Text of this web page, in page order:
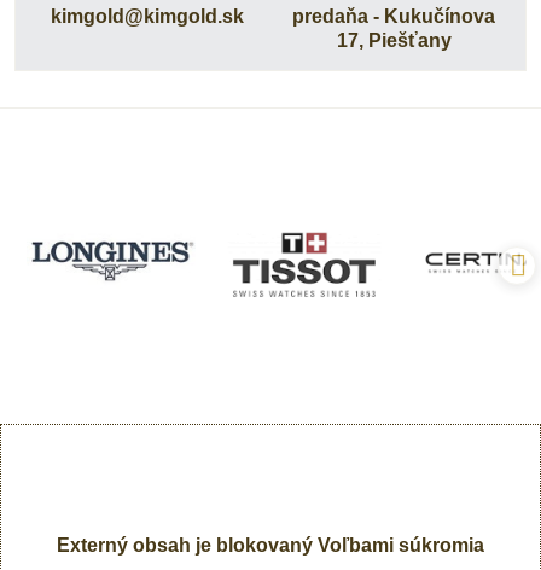
kimgold​@kimgold​.sk
predaňa - Kukučínova
17, Piešťany
Externý obsah je blokovaný Voľbami súkromia